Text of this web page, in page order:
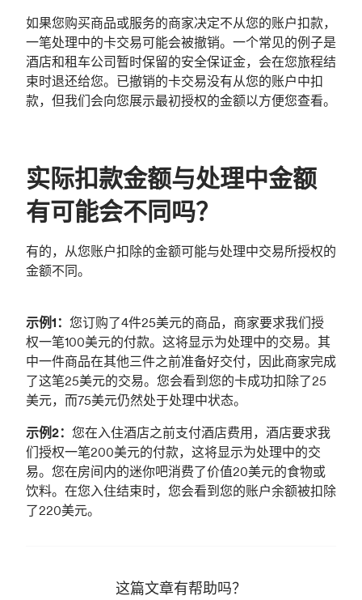
如果您购买商品或服务的商家决定不从您的账户扣款，
一笔处理中的卡交易可能会被撤销。一个常见的例子是
酒店和租车公司暂时保留的安全保证金，会在您旅程结
束时退还给您。已撤销的卡交易没有从您的账户中扣
款，但我们会向您展示最初授权的金额以方便您查看。
实际扣款金额与处理中金额
有可能会不同吗？
有的，从您账户扣除的金额可能与处理中交易所授权的
金额不同。
示例1： 您订购了4件25美元的商品，商家要求我们授
权一笔100美元的付款。这将显示为处理中的交易。其
中一件商品在其他三件之前准备好交付，因此商家完成
了这笔25美元的交易。您会看到您的卡成功扣除了25
美元，而75美元仍然处于处理中状态。
示例2： 您在入住酒店之前支付酒店费用，酒店要求我
们授权一笔200美元的付款，这将显示为处理中的交
易。您在房间内的迷你吧消费了价值20美元的食物或
饮料。在您入住结束时，您会看到您的账户余额被扣除
了220美元。
这篇文章有帮助吗？